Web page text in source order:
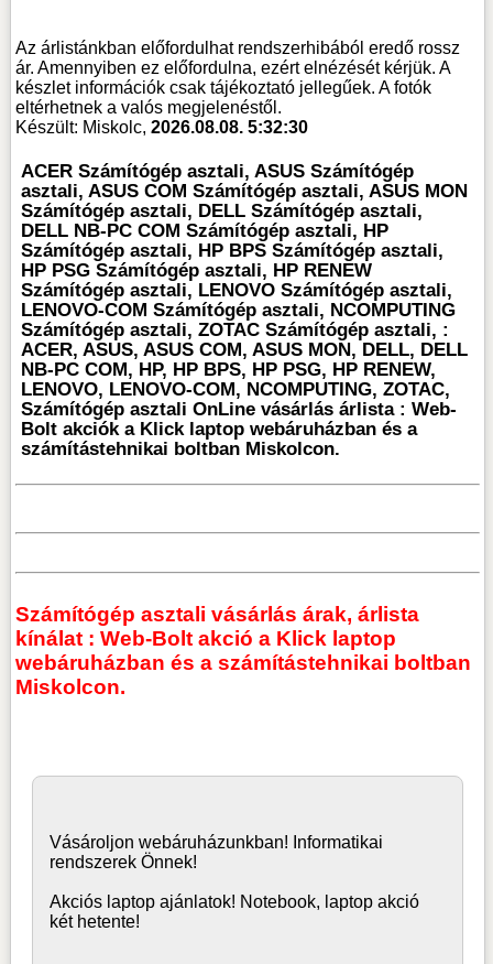
Az árlistánkban előfordulhat rendszerhibából eredő rossz
ár. Amennyiben ez előfordulna, ezért elnézését kérjük. A
készlet információk csak tájékoztató jellegűek. A fotók
eltérhetnek a valós megjelenéstől.
Készült: Miskolc,2026.08.08. 5:32:30
ACER Számítógép asztali, ASUS Számítógép
asztali, ASUS COM Számítógép asztali, ASUS MON
Számítógép asztali, DELL Számítógép asztali,
DELL NB-PC COM Számítógép asztali, HP
Számítógép asztali, HP BPS Számítógép asztali,
HP PSG Számítógép asztali, HP RENEW
Számítógép asztali, LENOVO Számítógép asztali,
LENOVO-COM Számítógép asztali, NCOMPUTING
Számítógép asztali, ZOTAC Számítógép asztali, :
ACER, ASUS, ASUS COM, ASUS MON, DELL, DELL
NB-PC COM, HP, HP BPS, HP PSG, HP RENEW,
LENOVO, LENOVO-COM, NCOMPUTING, ZOTAC,
Számítógép asztali OnLine vásárlás árlista : Web-
Bolt akciók a Klick laptop webáruházban és a
számítástehnikai boltban Miskolcon.
Számítógép asztali vásárlás árak, árlista
kínálat : Web-Bolt akció a Klick laptop
webáruházban és a számítástehnikai boltban
Miskolcon.
Vásároljonwebáruházunkban! Informatikai
rendszerek Önnek!
Akciós laptop ajánlatok! Notebook, laptop akció
két hetente!